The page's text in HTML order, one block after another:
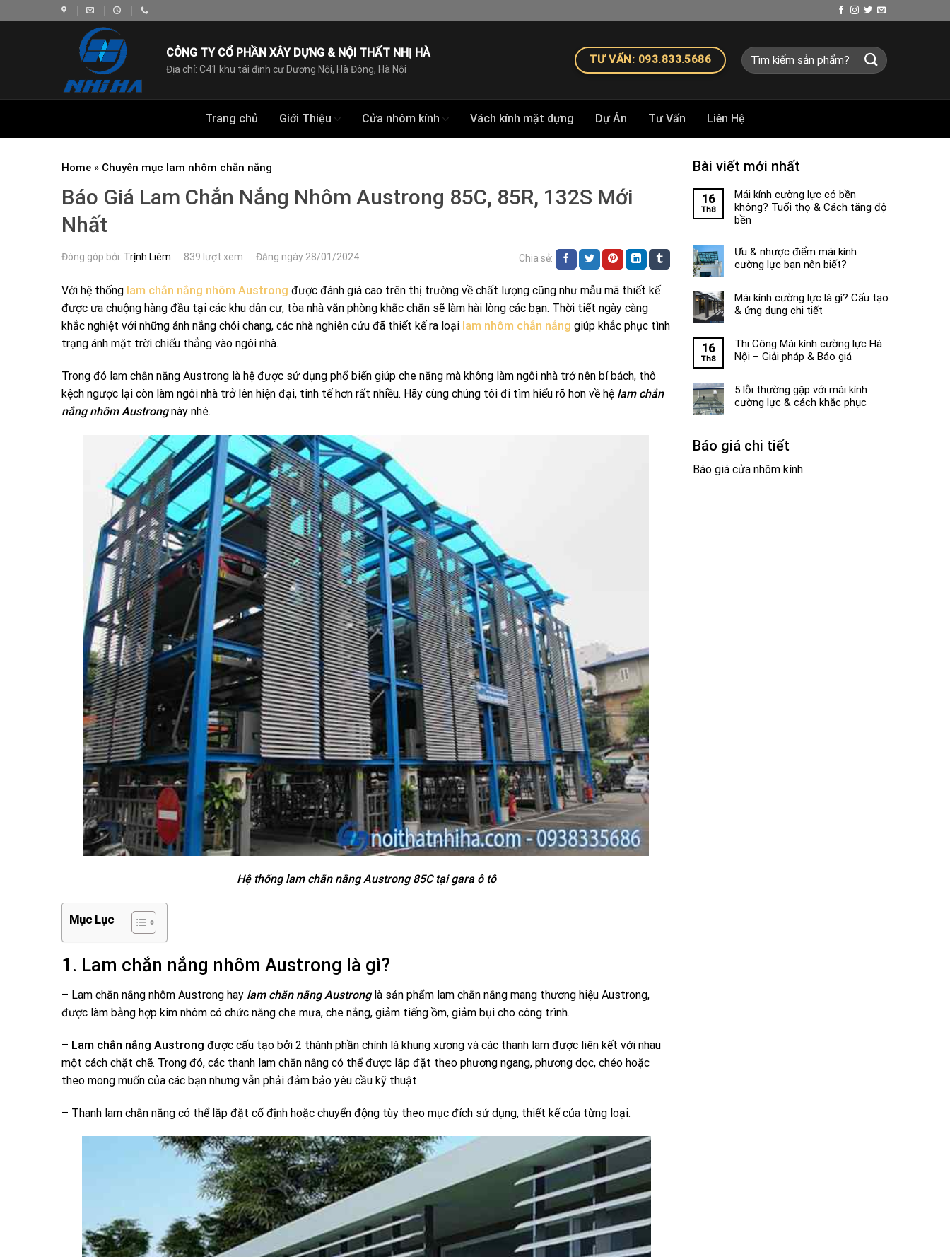
to
CÔNG TY CỔ PHẦN XÂY DỰNG & NỘI THẤT NHỊ HÀ
Địa chỉ: C41 khu tái định cư Dương Nội, Hà Đông, Hà Nội
TƯ VẤN: 093.833.5686
Tìm
kiếm:
Trang chủ Giới Thiệu Cửa nhôm kính Vách kính mặt dựng Dự Án Tư Vấn Liên Hệ
Home » Chuyên mục lam nhôm chắn nắng
Báo Giá Lam Chắn Nắng Nhôm Austrong 85C, 85R, 132S Mới
Nhất
Đóng góp bởi: Trịnh Liêm 839 lượt xem Đăng ngày 28/01/2024 Chia sẻ:
Với hệ thống lam chắn nắng nhôm Austrong được đánh giá cao trên thị trường về chất lượng cũng như mẫu mã thiết kế
được ưa chuộng hàng đầu tại các khu dân cư, tòa nhà văn phòng khắc chắn sẽ làm hài lòng các bạn. Thời tiết ngày càng
khắc nghiệt với những ánh nắng chói chang, các nhà nghiên cứu đã thiết kế ra loại lam nhôm chắn nắng giúp khắc phục tình
trạng ánh mặt trời chiếu thẳng vào ngôi nhà.
Trong đó lam chắn nắng Austrong là hệ được sử dụng phổ biến giúp che nắng mà không làm ngôi nhà trở nên bí bách, thô
kệch ngược lại còn làm ngôi nhà trở lên hiện đại, tinh tế hơn rất nhiều. Hãy cùng chúng tôi đi tìm hiểu rõ hơn về hệ lam chắn
nắng nhôm Austrongnày nhé.
Hệ thống lam chắn nắng Austrong 85C tại gara ô tô
Mục Lục
1. Lam chắn nắng nhôm Austrong là gì?
– Lam chắn nắng nhôm Austrong hay lam chắn nắng Austronglà sản phẩm lam chắn nắng mang thương hiệu Austrong,
được làm bằng hợp kim nhôm có chức năng che mưa, che nắng, giảm tiếng ồm, giảm bụi cho công trình.
– Lam chắn nắng Austrong được cấu tạo bởi 2 thành phần chính là khung xương và các thanh lam được liên kết với nhau
một cách chặt chẽ. Trong đó, các thanh lam chắn nắng có thể được lắp đặt theo phương ngang, phương dọc, chéo hoặc
theo mong muốn của các bạn nhưng vẫn phải đảm bảo yêu cầu kỹ thuật.
– Thanh lam chắn nắng có thể lắp đặt cố định hoặc chuyển động tùy theo mục đích sử dụng, thiết kế của từng loại.
Bài viết mới nhất
16
Th8
Mái kính cường lực có bền
không? Tuổi thọ & Cách tăng độ
bền
Ưu & nhược điểm mái kính
cường lực bạn nên biết?
Mái kính cường lực là gì? Cấu tạo
& ứng dụng chi tiết
16
Th8
Thi Công Mái kính cường lực Hà
Nội – Giải pháp & Báo giá
5 lỗi thường gặp với mái kính
cường lực & cách khắc phục
Báo giá chi tiết
Báo giá cửa nhôm kính